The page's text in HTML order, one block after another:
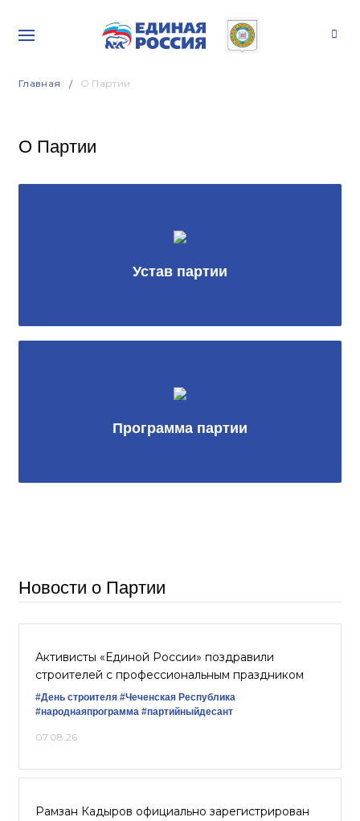
Главная О Партии
О Партии
Устав партии
Программа партии
Новости о Партии
Активисты «Единой России» поздравили
строителей с профессиональным праздником
#День строителя #Чеченская Республика
#народнаяпрограмма #партийныйдесант
07.08.26
Рамзан Кадыров официально зарегистрирован